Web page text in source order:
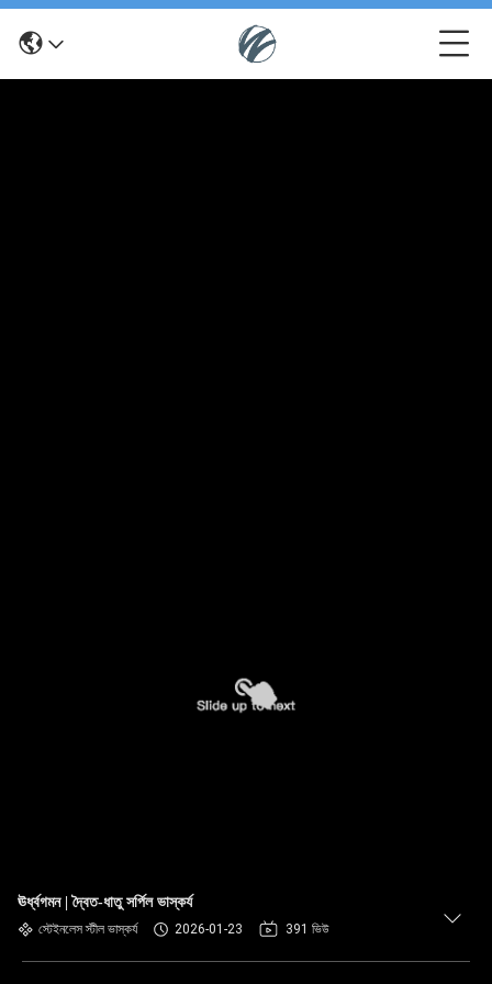
ঊর্ধ্বগমন | দ্বৈত-ধাতু সর্পিল ভাস্কর্য
স্টেইনলেস স্টীল ভাস্কর্য 2026-01-23 391 ভিউ